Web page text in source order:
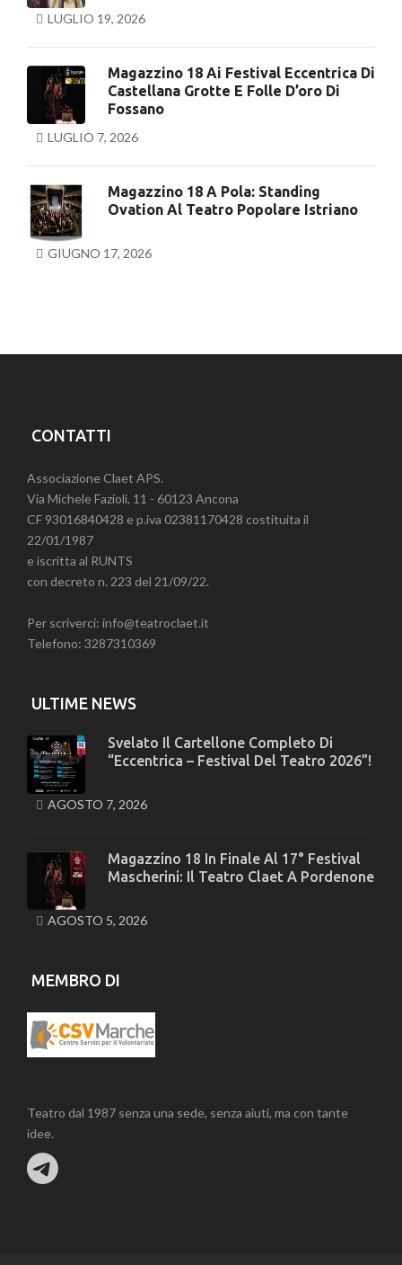
LUGLIO 19, 2026
Magazzino 18 Ai Festival Eccentrica Di
Castellana Grotte E Folle D’oro Di
Fossano
LUGLIO 7, 2026
Magazzino 18 A Pola: Standing
Ovation Al Teatro Popolare Istriano
GIUGNO 17, 2026
CONTATTI
Associazione Claet APS.
Via Michele Fazioli, 11 - 60123 Ancona
CF 93016840428 e p.iva 02381170428 costituita il
22/01/1987
e iscritta al RUNTS
con decreto n. 223 del 21/09/22.
Per scriverci: info@teatroclaet.it
Telefono: 3287310369
ULTIME NEWS
Svelato Il Cartellone Completo Di
“Eccentrica – Festival Del Teatro 2026”!
AGOSTO 7, 2026
Magazzino 18 In Finale Al 17° Festival
Mascherini: Il Teatro Claet A Pordenone
AGOSTO 5, 2026
MEMBRO DI
Teatro dal 1987 senza una sede, senza aiuti, ma con tante
idee.